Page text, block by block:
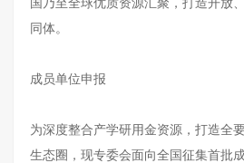
同体。
成员单位申报
为深度整合产学研用金资源，打造全
生态圈，现专委会面向全国征集首批